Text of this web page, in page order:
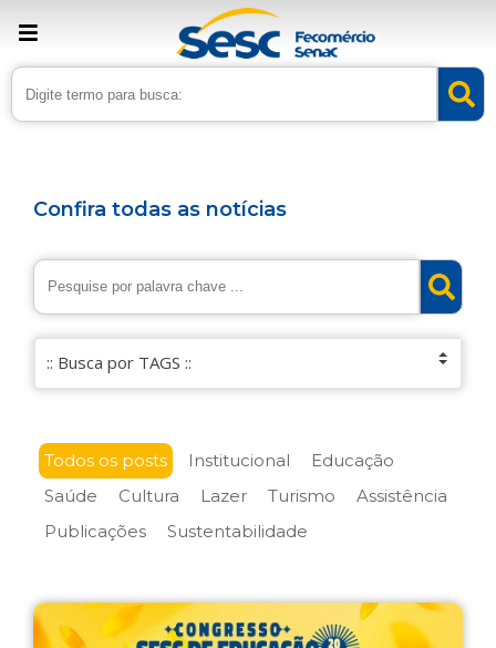
Confira todas as notícias
Todos os posts Institucional
Educação
Saúde
Cultura Lazer Turismo
Assistência
Publicações
Sustentabilidade